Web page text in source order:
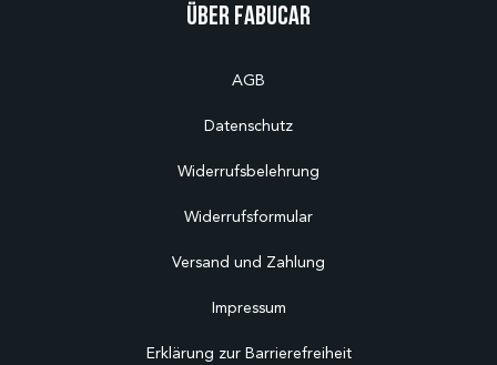
Über Fabucar
AGB
Datenschutz
Widerrufsbelehrung
Widerrufsformular
Versand und Zahlung
Impressum
Erklärung zur Barrierefreiheit